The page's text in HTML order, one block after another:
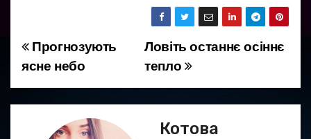
Н
а
в
Ловіть останнє осіннє
тепло
Прогнозують
ясне небо
Котова